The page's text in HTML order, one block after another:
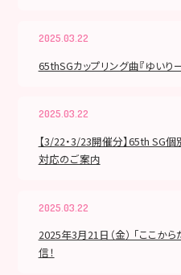
2025.03.22
65thSGカップリング曲『ゆいり
2025.03.22
【3/22・3/23開催分】65th SG
対応のご案内
2025.03.22
2025年3月21日（金） 「ここか
信！